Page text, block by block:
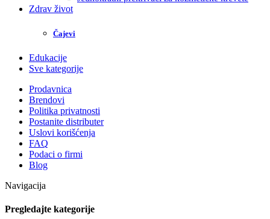
Zdrav život
Čajevi
Edukacije
Sve kategorije
Prodavnica
Brendovi
Politika privatnosti
Postanite distributer
Uslovi korišćenja
FAQ
Podaci o firmi
Blog
Navigacija
Pregledajte kategorije